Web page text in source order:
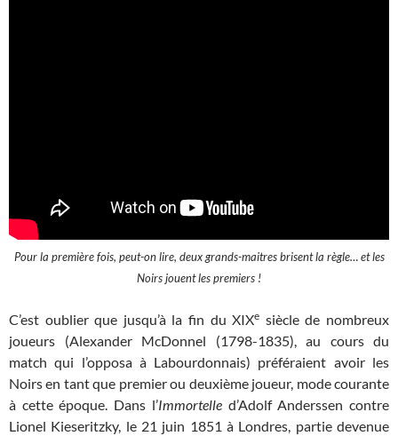
Pour la première fois, peut-on lire, deux grands-maitres brisent la règle… et les
Noirs jouent les premiers !
C’est oublier que jusqu’à la fin du XIXe siècle de nombreux
joueurs (Alexander McDonnel (1798-1835), au cours du
match qui l’opposa à Labourdonnais) préféraient avoir les
Noirs en tant que premier ou deuxième joueur, mode courante
à cette époque. Dans l’Immortelled’Adolf Anderssen contre
Lionel Kieseritzky, le 21 juin 1851 à Londres, partie devenue